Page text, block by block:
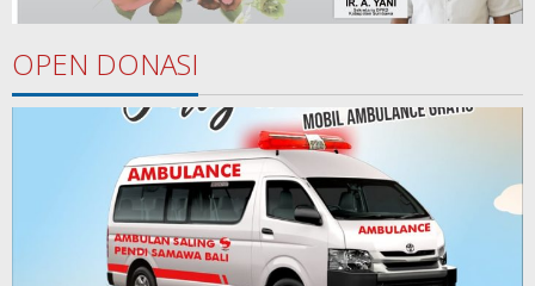
OPEN DONASI